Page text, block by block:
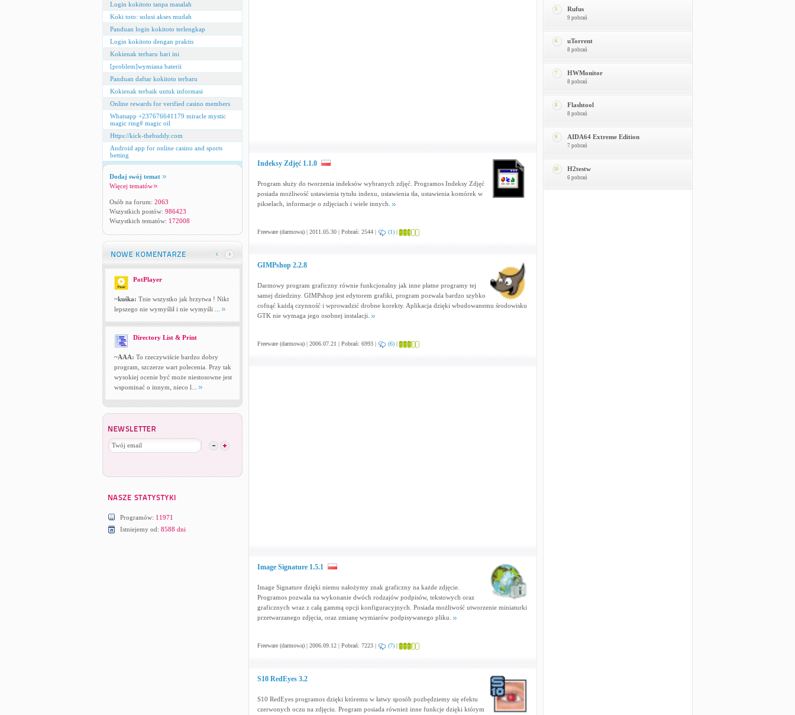
Login kokitoto tanpa masalah
Koki toto: solusi akses mudah
Panduan login kokitoto terlengkap
Login kokitoto dengan praktis
Kokienak terbaru hari ini
[problem]wymiana baterii
Panduan daftar kokitoto terbaru
Kokienak terbaik untuk informasi
Online rewards for verified casino members
Whatsapp +237676641179 miracle mystic
magic ring# magic oil
Https://kick-thebuddy.com
Android app for online casino and sports
betting
Dodaj swój temat
Więcej tematów
Osób na forum: 2063
Wszystkich postów: 986423
Wszystkich tematów: 172008
PotPlayer
~kuśka: Tnie wszystko jak brzytwa ! Nikt
lepszego nie wymyślił i nie wymyśli ...
Directory List & Print
~AAA: To rzeczywiście bardzo dobry
program, szczerze wart polecenia. Przy tak
wysokiej ocenie być może niestosowne jest
wspominać o innym, nieco l...
Programów: 11971
Istniejemy od: 8588 dni
Indeksy Zdjęć 1.1.0
Program służy do tworzenia indeksów wybranych zdjęć. Programos Indeksy Zdjęć
posiada możliwość ustawienia tytułu indexu, ustawienia tła, ustawienia komórek w
pikselach, informacje o zdjęciach i wiele innych.
Freeware (darmowa) | 2011.05.30 | Pobrań: 2544 | (1)|
GIMPshop 2.2.8
Darmowy program graficzny równie funkcjonalny jak inne płatne programy tej
samej dziedziny. GIMPshop jest edytorem grafiki, program pozwala bardzo szybko
cofnąć każdą czynność i wprowadzić drobne korekty. Aplikacja dzięki wbudowanemu środowisku
GTK nie wymaga jego osobnej instalacji.
Freeware (darmowa) | 2006.07.21 | Pobrań: 6993 | (6)|
Image Signature 1.5.1
Image Signature dzięki niemu nałożymy znak graficzny na każde zdjęcie.
Programos pozwala na wykonanie dwóch rodzajów podpisów, tekstowych oraz
graficznych wraz z całą gammą opcji konfiguracyjnych. Posiada możliwość utworzenie miniaturki
przetwarzanego zdjęcia, oraz zmianę wymiarów podpisywanego pliku.
Freeware (darmowa) | 2006.09.12 | Pobrań: 7223 | (7)|
S10 RedEyes 3.2
S10 RedEyes programos dzięki któremu w łatwy sposób pozbędziemy się efektu
czerwonych oczu na zdjęciu. Program posiada również inne funkcje dzięki którym
5 Rufus
9 pobrań
6 uTorrent
8 pobrań
7 HWMonitor
8 pobrań
8 Flashtool
8 pobrań
9 AIDA64 Extreme Edition
7 pobrań
10 H2testw
6 pobrań